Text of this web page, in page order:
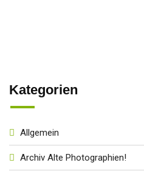
Kategorien
Allgemein
Archiv Alte Photographien!